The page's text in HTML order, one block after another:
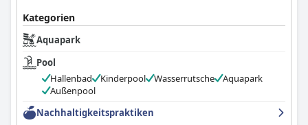
Kategorien
Aquapark
Pool
Hallenbad
Kinderpool Wasserrutsche
Aquapark
Außenpool
Nachhaltigkeitspraktiken